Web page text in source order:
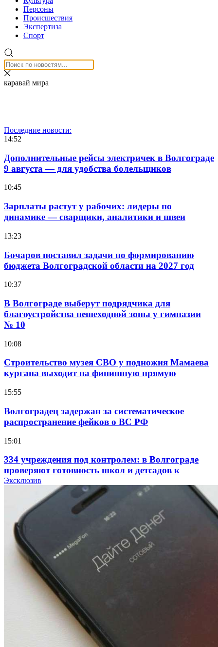
Персоны
Происшествия
Экспертиза
Спорт
каравай мира
Последние новости:
14:52
Дополнительные рейсы электричек в Волгограде
9 августа — для удобства болельщиков
10:45
Зарплаты растут у рабочих: лидеры по
динамике — сварщики, аналитики и швеи
13:23
Бочаров поставил задачи по формированию
бюджета Волгоградской области на 2027 год
10:37
В Волгограде выберут подрядчика для
благоустройства пешеходной зоны у гимназии
№ 10
10:08
Строительство музея СВО у подножия Мамаева
кургана выходит на финишную прямую
15:55
Волгоградец задержан за систематическое
распространение фейков о ВС РФ
15:01
334 учреждения под контролем: в Волгограде
проверяют готовность школ и детсадов к
учебному году
Покушение на убийство в Волгограде: девушка
напала на незнакомую женщину с ножом
12:39
Сладкий праздник в Волгограде: в Центральном
парке прошёл фестиваль „Арбузный переполох“
Волгоградские компании нарастили экспорт:
заключены контракты на 3,6 млн долларов
Эксклюзив